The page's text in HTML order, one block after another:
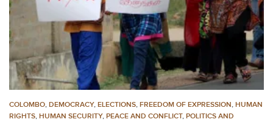
COLOMBO, DEMOCRACY, ELECTIONS, FREEDOM OF EXPRESSION, HUMAN
RIGHTS, HUMAN SECURITY, PEACE AND CONFLICT, POLITICS AND